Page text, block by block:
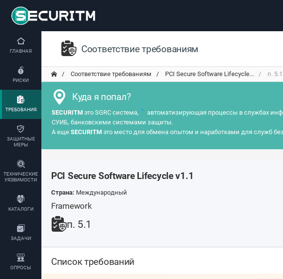
ГЛАВНАЯ
РИСКИ
ТРЕБОВАНИЯ
ЗАЩИТНЫЕ
МЕРЫ
ТЕХНИЧЕСКИЕ
УЯЗВИМОСТИ
КАТАЛОГИ
ЗАДАЧИ
ОПРОСЫ
Соответствие требованиям
Соответствие требованиям PCI Secure Software Lifecycle... п. 5.1
Куда я попал?
SECURITM это SGRC система, ? автоматизирующая процессы в службах
СУИБ, банковскими системами защиты.
А еще SECURITM это место для обмена опытом и наработками для служб
PCI Secure Software Lifecycle v1.1
Страна: Международный
Framework
п. 5.1
Список требований